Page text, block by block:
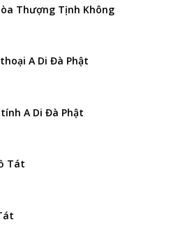
Thượng Tịnh Không
A Di Đà Phật
A Di Đà Phật
Tát